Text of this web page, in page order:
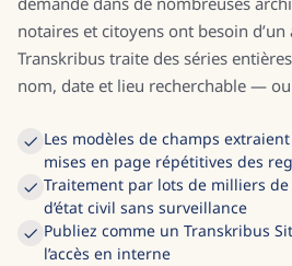
notaires et citoyens ont besoin d’un
Transkribus traite des séries
nom, date et lieu recherchable —
Les modèles de champs
mises en page répétitives des
Traitement par lots de milliers
d’état civil sans surveillance
Publiez comme un Transkribus
l’accès en interne